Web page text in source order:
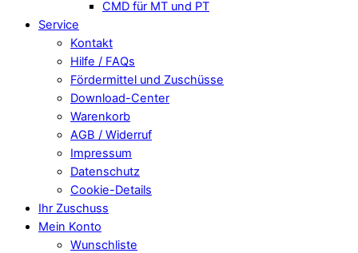
CMD für MT und PT
Service
Kontakt
Hilfe / FAQs
Fördermittel und Zuschüsse
Download-Center
Warenkorb
AGB / Widerruf
Impressum
Datenschutz
Cookie-Details
Ihr Zuschuss
Mein Konto
Wunschliste